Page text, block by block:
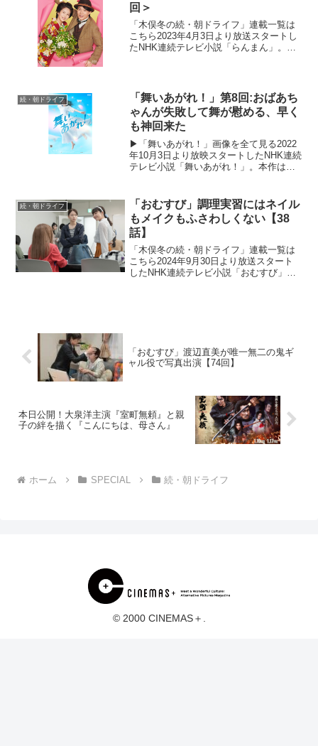
回＞
「木俣冬の続・朝ドライフ」連載一覧は
こちら2023年4月3日より放送スタートし
たNHK連続テレビ小説「らんまん」。
作。激動の時代の中、...
続・朝ドライフ
「舞いあがれ！」第8回:おばあち
ゃんが失敗して舞が慰める、早く
も神回来た
▶「舞いあがれ！」画像を全て見る2022
年10月3日より放映スタートしたNHK連続
テレビ小説「舞いあがれ！」。本作は、
ら、空を飛ぶ夢に向かっていく挫折と再
生のストーリー。...
続・朝ドライフ
「おむすび」調理実習にはネイル
もメイクもふさわしくない【38
話】
「木俣冬の続・朝ドライフ」連載一覧は
こちら2024年9月30日より放送スタート
したNHK連続テレビ小説「おむすび」。
「おむすび」渡辺直美が唯一無二の鬼ギ
ャル役で写真出演【74回】
本日公開！大泉洋主演『室町無頼』と親
子の絆を描く『こんにちは、母さん』
ホーム SPECIAL 続・朝ドライフ
© 2000 CINEMAS＋.